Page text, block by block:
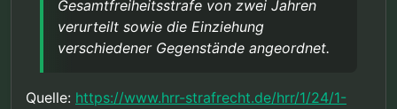
Gesamtfreiheitsstrafe von zwei Jahren
verurteilt sowie die Einziehung
verschiedener Gegenstände angeordnet.
Quelle: https://www.hrr-strafrecht.de/hrr/1/24/1-